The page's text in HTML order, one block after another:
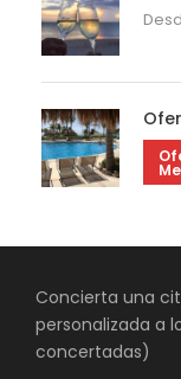
Concierta una
personalizada a
concertadas)